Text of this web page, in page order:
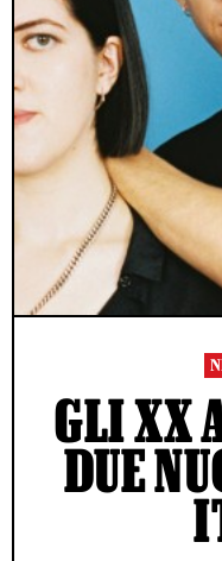
GLI XX
DUE